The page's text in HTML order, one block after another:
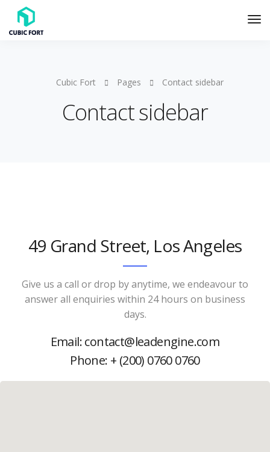
Cubic Fort Pages Contact sidebar
Contact sidebar
49 Grand Street, Los Angeles
Give us a call or drop by anytime, we endeavour to
answer all enquiries within 24 hours on business
days.
Email: contact@leadengine.com
Phone: + (200) 0760 0760